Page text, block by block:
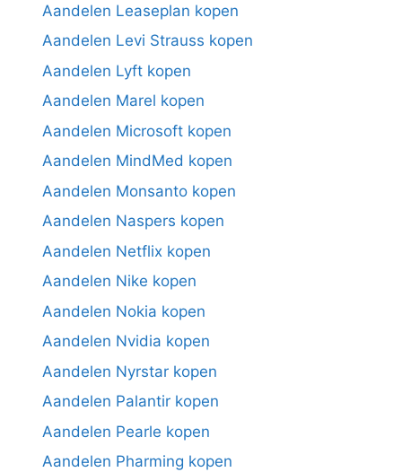
Aandelen Leaseplan kopen
Aandelen Levi Strauss kopen
Aandelen Lyft kopen
Aandelen Marel kopen
Aandelen Microsoft kopen
Aandelen MindMed kopen
Aandelen Monsanto kopen
Aandelen Naspers kopen
Aandelen Netflix kopen
Aandelen Nike kopen
Aandelen Nokia kopen
Aandelen Nvidia kopen
Aandelen Nyrstar kopen
Aandelen Palantir kopen
Aandelen Pearle kopen
Aandelen Pharming kopen